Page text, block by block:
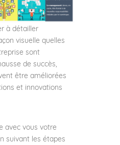
à détailler
visuelle quelles
sont
de succès,
être améliorées
et innovations
avec vous votre
suivant les étapes